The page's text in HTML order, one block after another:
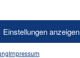
Einstellungen anzeigen
Impressum